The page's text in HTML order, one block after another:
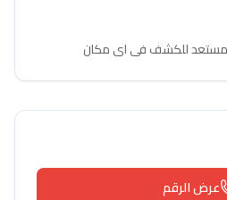
مستعد للكشف فى اى مكان
عرض الرقم